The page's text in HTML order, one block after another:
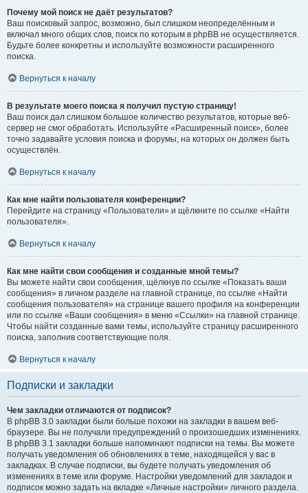
Почему мой поиск не даёт результатов?
Ваш поисковый запрос, возможно, был слишком неопределённым и
включал много общих слов, поиск по которым в phpBB не осуществляется.
Будьте более конкретны и используйте возможности расширенного
поиска.
Вернуться к началу
В результате моего поиска я получил пустую страницу!
Ваш поиск дал слишком большое количество результатов, которые веб-
сервер не смог обработать. Используйте «Расширенный поиск», более
точно задавайте условия поиска и форумы, на которых он должен быть
осуществлён.
Вернуться к началу
Как мне найти пользователя конференции?
Перейдите на страницу «Пользователи» и щёлкните по ссылке «Найти
пользователя».
Вернуться к началу
Как мне найти свои сообщения и созданные мной темы?
Вы можете найти свои сообщения, щёлкнув по ссылке «Показать ваши
сообщения» в личном разделе на главной странице, по ссылке «Найти
сообщения пользователя» на странице вашего профиля на конференции
или по ссылке «Ваши сообщения» в меню «Ссылки» на главной странице.
Чтобы найти созданные вами темы, используйте страницу расширенного
поиска, заполнив соответствующие поля.
Вернуться к началу
Подписки и закладки
Чем закладки отличаются от подписок?
В phpBB 3.0 закладки были больше похожи на закладки в вашем веб-
браузере. Вы не получали предупреждений о произошедших изменениях.
В phpBB 3.1 закладки больше напоминают подписки на темы. Вы можете
получать уведомления об обновлениях в теме, находящейся у вас в
закладках. В случае подписки, вы будете получать уведомления об
изменениях в теме или форуме. Настройки уведомлений для закладок и
подписок можно задать на вкладке «Личные настройки» личного раздела.